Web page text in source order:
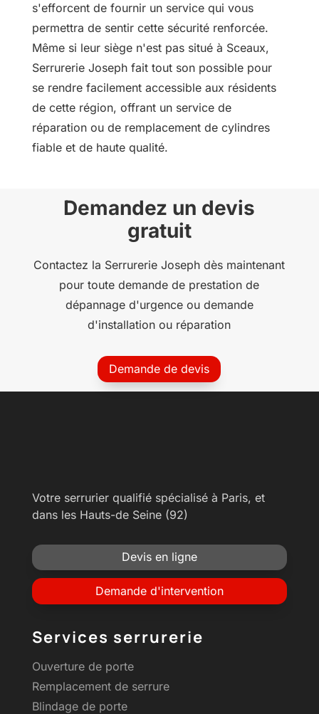
s'efforcent de fournir un service qui vous
permettra de sentir cette sécurité renforcée.
Même si leur siège n'est pas situé à Sceaux,
Serrurerie Joseph fait tout son possible pour
se rendre facilement accessible aux résidents
de cette région, offrant un service de
réparation ou de remplacement de cylindres
fiable et de haute qualité.
Demandez un devis
gratuit
Contactez la Serrurerie Joseph dès maintenant
pour toute demande de prestation de
dépannage d'urgence ou demande
d'installation ou réparation
Demande de devis
Votre serrurier qualifié spécialisé à Paris, et
dans les Hauts-de Seine (92)
Devis en ligne
Demande d'intervention
Services serrurerie
Ouverture de porte
Remplacement de serrure
Blindage de porte